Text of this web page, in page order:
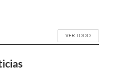
VER TODO